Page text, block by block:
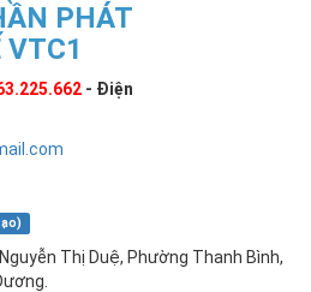
PHÁT
VTC1
- Điện
Thị Duệ, Phường Thanh Bình,